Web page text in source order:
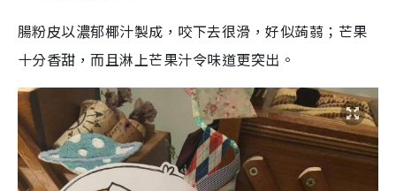
腸粉皮以濃郁椰汁製成，咬下去很滑，好似蒟蒻；芒果
十分香甜，而且淋上芒果汁令味道更突出。